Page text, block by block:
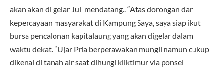
akan akan di gelar Juli mendatang.. “Atas dorongan dan
kepercayaan masyarakat di Kampung Saya, saya siap ikut
bursa pencalonan kapitalaung yang akan digelar dalam
waktu dekat. “Ujar Pria berperawakan mungil namun cukup
dikenal di tanah air saat dihungi kliktimur via ponsel